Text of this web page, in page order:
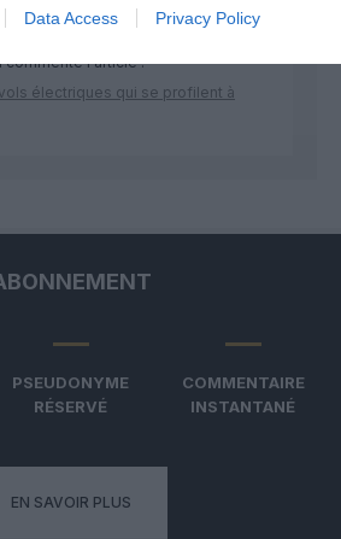
Data Access Privacy Policy
commenté l'article :
électriques qui se profilent à
PSEUDONYME
RÉSERVÉ
COMMENTAIRE
INSTANTANÉ
EN SAVOIR PLUS